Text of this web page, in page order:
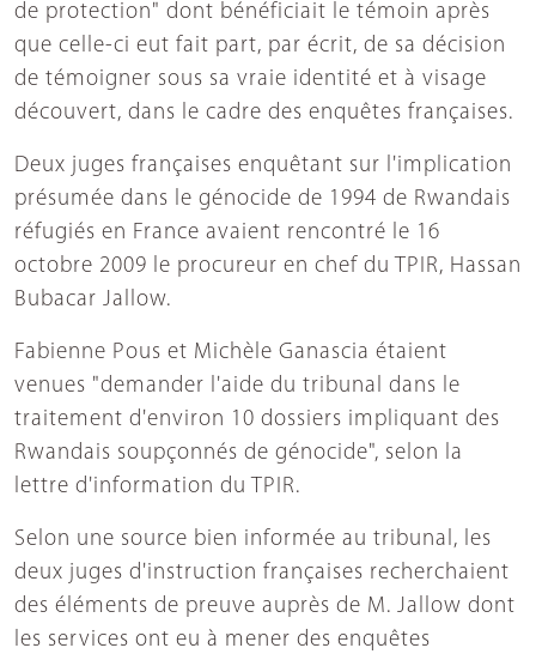
de protection" dont bénéficiait le témoin après
que celle-ci eut fait part, par écrit, de sa décision
de témoigner sous sa vraie identité et à visage
découvert, dans le cadre des enquêtes françaises.
Deux juges françaises enquêtant sur l'implication
présumée dans le génocide de 1994 de Rwandais
réfugiés en France avaient rencontré le 16
octobre 2009 le procureur en chef du TPIR, Hassan
Bubacar Jallow.
Fabienne Pous et Michèle Ganascia étaient
venues "demander l'aide du tribunal dans le
traitement d'environ 10 dossiers impliquant des
Rwandais soupçonnés de génocide", selon la
lettre d'information du TPIR.
Selon une source bien informée au tribunal, les
deux juges d'instruction françaises recherchaient
des éléments de preuve auprès de M. Jallow dont
les services ont eu à mener des enquêtes